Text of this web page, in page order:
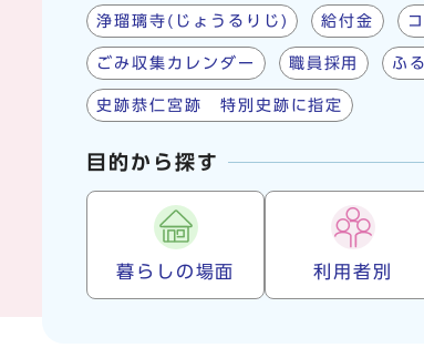
浄瑠璃寺(じょうるりじ) 給付金
ごみ収集カレンダー 職員採用 ふ
史跡恭仁宮跡 特別史跡に指定
目的から探す
暮らしの場面 利用者別